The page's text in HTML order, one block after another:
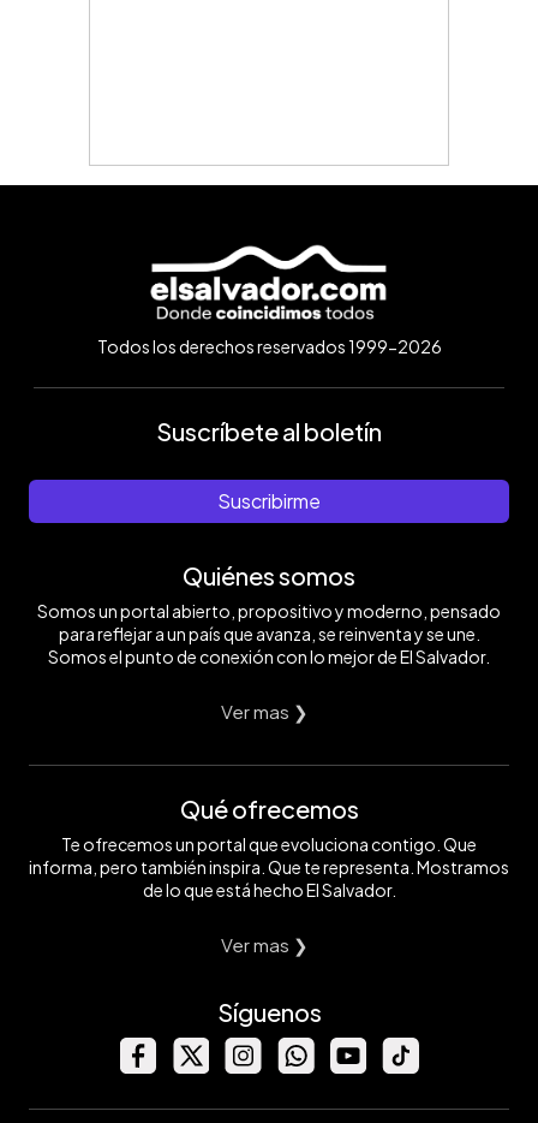
Todos los derechos reservados 1999-2026
Suscríbete al boletín
Suscribirme
Quiénes somos
Somos un portal abierto, propositivo y moderno, pensado
para reflejar a un país que avanza, se reinventa y se une.
Somos el punto de conexión con lo mejor de El Salvador.
Ver mas ❯
Qué ofrecemos
Te ofrecemos un portal que evoluciona contigo. Que
informa, pero también inspira. Que te representa. Mostramos
de lo que está hecho El Salvador.
Ver mas ❯
Síguenos